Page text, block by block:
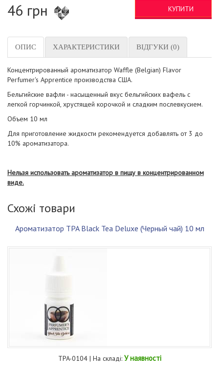
46 грн КУПИТИ
ОПИС ХАРАКТЕРИСТИКИ ВІДГУКИ (0)
Концентрированный ароматизатор Waffle (Belgian) Flavor
Perfumer's Apprentice производства США.
Бельгийские вафли - насыщенный вкус бельгийских вафель с
легкой горчинкой, хрустящей корочкой и сладким послевкусием.
Объем 10 мл
Для приготовление жидкости рекомендуется добавлять от 3 до
10% ароматизатора.
Нельзя использовать ароматизатор в пищу в концентрированном
виде.
Схожі товари
Ароматизатор TPA Black Tea Deluxe (Черный чай) 10 мл
TPA-0104 | На складі: У наявності